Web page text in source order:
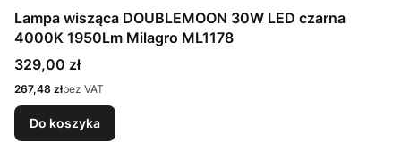
Lampa wisząca DOUBLEMOON 30W LED czarna
4000K 1950Lm Milagro ML1178
Cena
329,00 zł
Cena
267,48 złbez VAT
Do koszyka